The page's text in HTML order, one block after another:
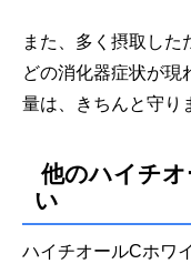
また、多く摂取した
どの消化器症状が現
量は、きちんと守り
他のハイチ
い
ハイチオールCホワ